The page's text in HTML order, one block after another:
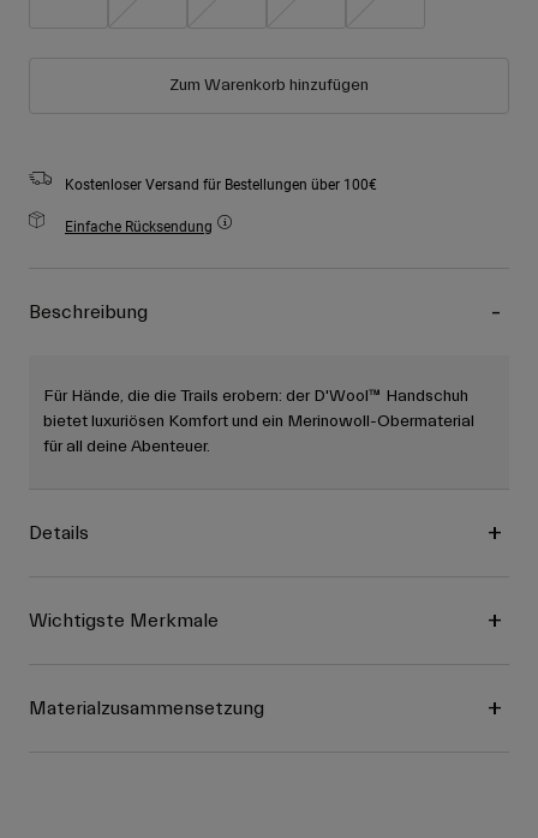
Zum Warenkorb hinzufügen
Kostenloser Versand für Bestellungen über 100€
Einfache Rücksendung
Beschreibung
Für Hände, die die Trails erobern: der D'Wool™ Handschuh
bietet luxuriösen Komfort und ein Merinowoll-Obermaterial
für all deine Abenteuer.
Details
Wichtigste Merkmale
Materialzusammensetzung